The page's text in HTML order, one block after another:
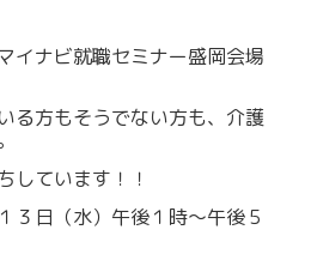
イナビ就職セミナー盛岡会場
る方もそうでない方も、介護
しています！！
日（水）午後１時～午後５